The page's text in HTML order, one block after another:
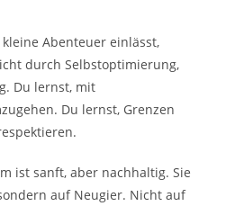
Abenteuer einlässt,
durch Selbstoptimierung,
Du lernst, mit
Du lernst, Grenzen
ist sanft, aber nachhaltig. Sie
auf Neugier. Nicht auf